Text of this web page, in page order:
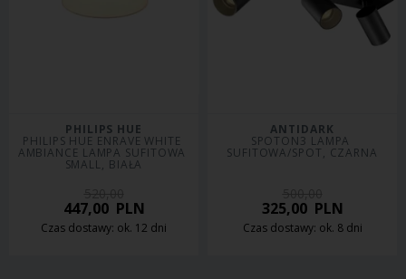
PHILIPS HUE
PHILIPS HUE ENRAVE WHITE
AMBIANCE LAMPA SUFITOWA
SMALL, BIAŁA
447,00PLN
Czas dostawy: ok. 12 dni
ANTIDARK
SPOTON3 LAMPA
SUFITOWA/SPOT, CZARNA
325,00PLN
Czas dostawy: ok. 8 dni